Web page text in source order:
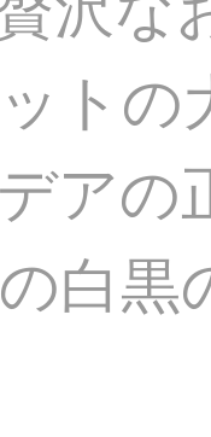
トの
アの
白黒